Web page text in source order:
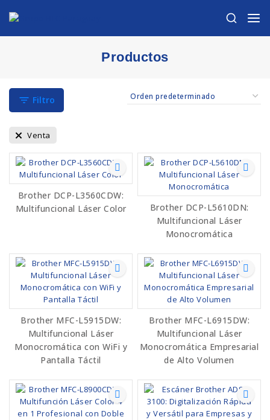
Productos
Filtro
Venta
Brother DCP-L3560CDW:
Multifuncional Láser Color
Brother DCP-L5610DN:
Multifuncional Láser
Monocromática
Brother MFC-L5915DW:
Multifuncional Láser
Monocromática con WiFi y
Pantalla Táctil
Brother MFC-L6915DW:
Multifuncional Láser
Monocromática Empresarial
de Alto Volumen